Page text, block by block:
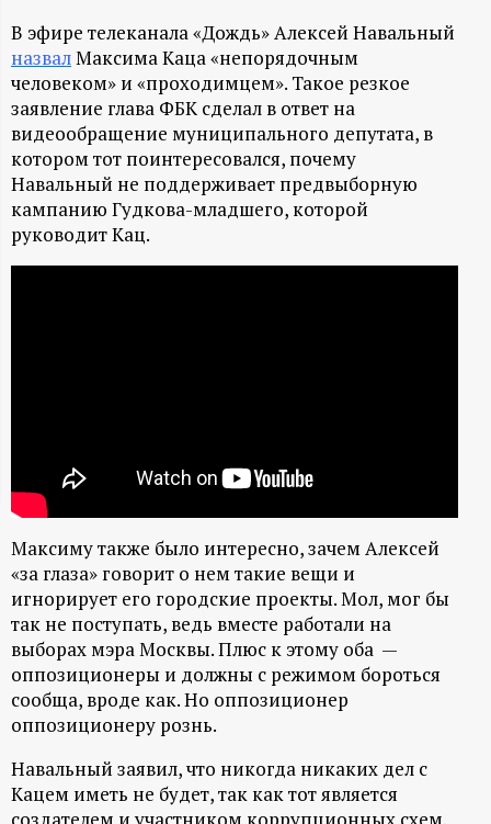
Н
-
и
н
ф
ц
и
о
н
н
ы
В эфире телеканала «Дождь» Алексей Навальный
назвалМаксима Каца «непорядочным
человеком» и «проходимцем». Такое резкое
заявление глава ФБК сделал в ответ на
видеообращение муниципального депутата, в
котором тот поинтересовался, почему
Навальный не поддерживает предвыборную
кампанию Гудкова-младшего, которой
руководит Кац.
Максиму также было интересно, зачем Алексей
«за глаза» говорит о нем такие вещи и
игнорирует его городские проекты. Мол, мог бы
так не поступать, ведь вместе работали на
выборах мэра Москвы. Плюс к этому оба —
оппозиционеры и должны с режимом бороться
сообща, вроде как. Но оппозиционер
оппозиционеру рознь.
Навальный заявил, что никогда никаких дел с
Кацем иметь не будет, так как тот является